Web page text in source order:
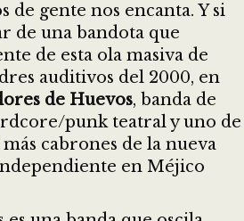
de gente nos encanta. Y si
de una bandota que
de esta ola masiva de
auditivos del 2000, en
de Huevos, banda de
punk teatral y uno de
cabrones de la nueva
en Méjico